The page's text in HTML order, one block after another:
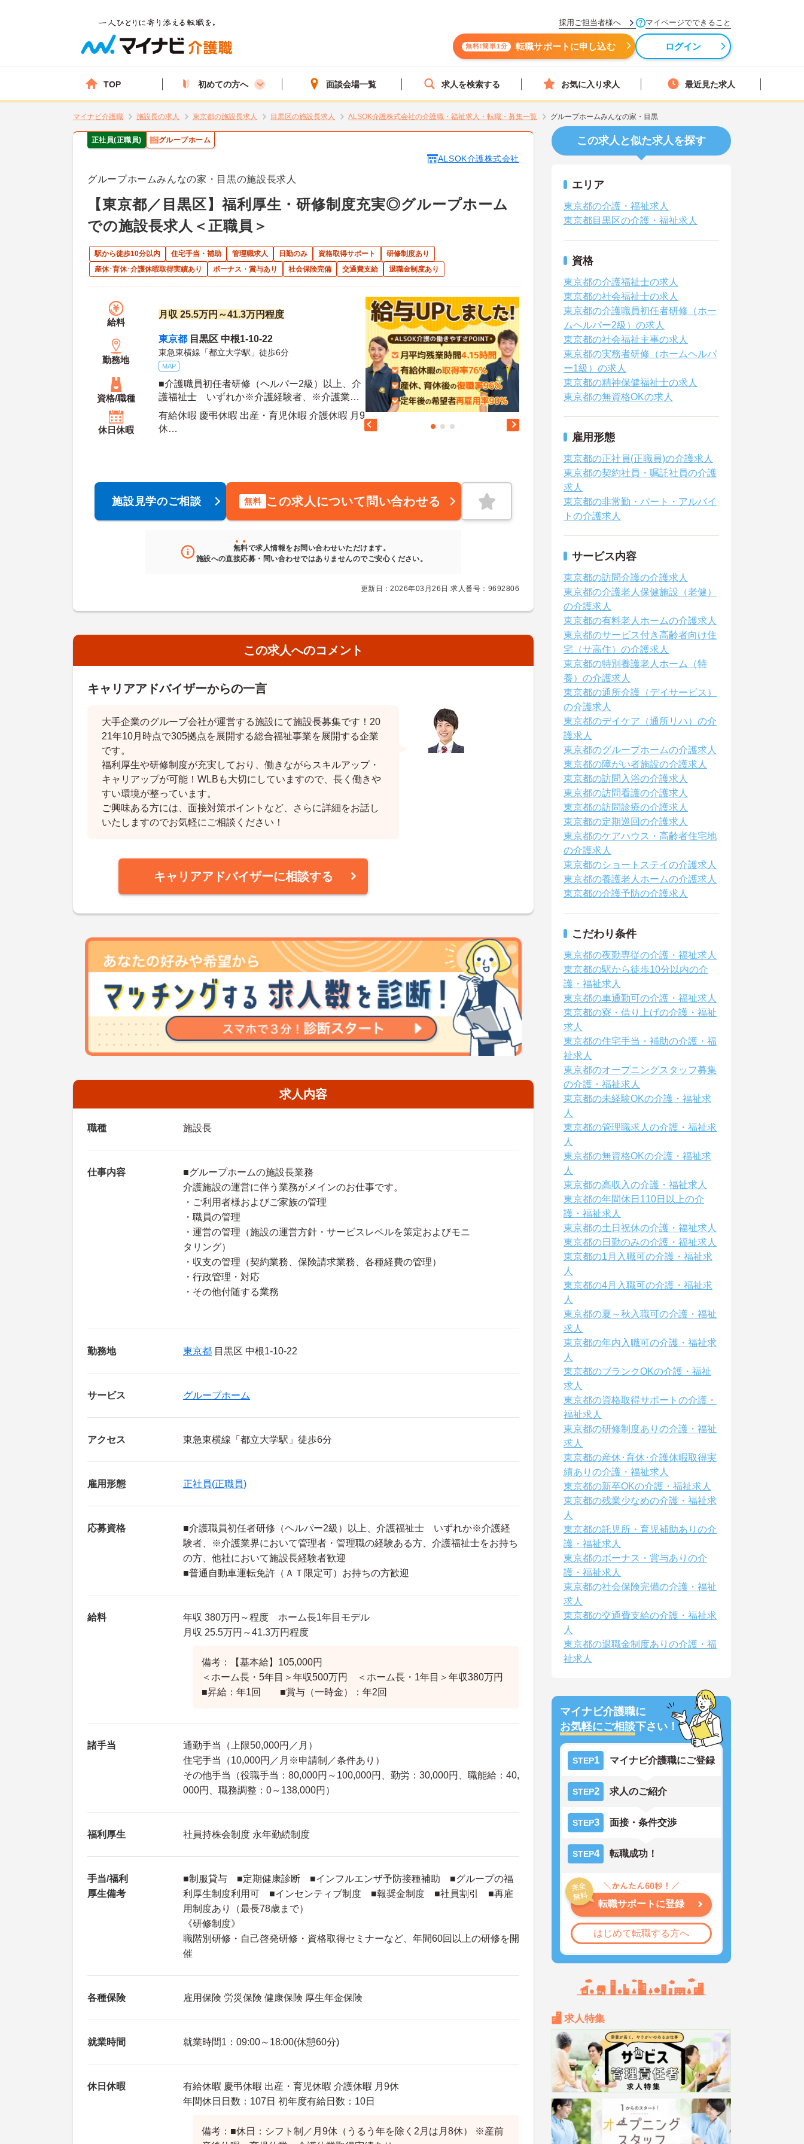
採用ご担当者様へ マイページでできること
無料!簡単1分 転職サポートに申し込む ログイン
TOP 初めての方へ 面談会場一覧 求人を検索する お気に入り求人 最近見た求人
マイナビ介護職 施設長の求人 東京都の施設長求人 目黒区の施設長求人 ALSOK介護株式会社の介護職・福祉求人・転職・募集一覧 グループホームみんなの家・目黒
正社員(正職員) グループホーム
ALSOK介護株式会社
グループホームみんなの家・目黒の施設長求人
【東京都／目黒区】福利厚生・研修制度充実◎グループホーム
での施設長求人＜正職員＞
駅から徒歩10分以内 住宅手当・補助 管理職求人 日勤のみ 資格取得サポート
研修制度あり
産休･育休･介護休暇取得実績あり
ボーナス・賞与あり 社会保険完備 交通費支給 退職金制度あり
給料
月収 25.5万円～41.3万円程度
勤務地
東京都 目黒区 中根1-10-22
東急東横線「都立大学駅」徒歩6分
MAP
資格/職種
■介護職員初任者研修（ヘルパー2級）以上、介
護福祉士 いずれか※介護経験者、※介護業界
において管理者・管理職の経験ある方、介護福
祉士をお持ちの方、他社において施設長経験者
歓迎 ■普通自動車運転免許（ＡＴ限定可）お持
休日休暇
有給休暇 慶弔休暇 出産・育児休暇 介護休暇 月9
休
施設見学のご相談 無料 この求人について問い合わせる
無料で求人情報をお問い合わせいただけます。
施設への直接応募・問い合わせではありませんのでご安心ください。
更新日：2026年03月26日 求人番号：9692806
この求人へのコメント
キャリアアドバイザーからの一言
大手企業のグループ会社が運営する施設にて施設長募集です！20
21年10月時点で305拠点を展開する総合福祉事業を展開する企業
です。
福利厚生や研修制度が充実しており、働きながらスキルアップ・
キャリアップが可能！WLBも大切にしていますので、長く働きや
すい環境が整っています。
ご興味ある方には、面接対策ポイントなど、さらに詳細をお話し
いたしますのでお気軽にご相談ください！
キャリアアドバイザーに相談する
求人内容
職種 施設長
仕事内容
■グループホームの施設長業務
介護施設の運営に伴う業務がメインのお仕事です。
・ご利用者様およびご家族の管理
・職員の管理
・運営の管理（施設の運営方針・サービスレベルを策定およびモニ
タリング）
・収支の管理（契約業務、保険請求業務、各種経費の管理）
・行政管理・対応
・その他付随する業務
勤務地 東京都 目黒区 中根1-10-22
サービス グループホーム
アクセス 東急東横線「都立大学駅」徒歩6分
雇用形態 正社員(正職員)
応募資格
■介護職員初任者研修（ヘルパー2級）以上、介護福祉士 いずれか※介護経
験者、※介護業界において管理者・管理職の経験ある方、介護福祉士をお持ち
の方、他社において施設長経験者歓迎
■普通自動車運転免許（ＡＴ限定可）お持ちの方歓迎
給料
年収 380万円～程度 ホーム長1年目モデル
月収 25.5万円～41.3万円程度
備考：【基本給】105,000円
＜ホーム長・5年目＞年収500万円 ＜ホーム長・1年目＞年収380万円
■昇給：年1回 ■賞与（一時金）：年2回
諸手当
通勤手当（上限50,000円／月）
住宅手当（10,000円／月※申請制／条件あり）
その他手当（役職手当：80,000円～100,000円、勤労：30,000円、職能給：40,
000円、職務調整：0～138,000円）
福利厚生 社員持株会制度 永年勤続制度
手当/福利
厚生備考
■制服貸与 ■定期健康診断 ■インフルエンザ予防接種補助 ■グループの福
利厚生制度利用可 ■インセンティブ制度 ■報奨金制度 ■社員割引 ■再雇
用制度あり（最長78歳まで）
《研修制度》
職階別研修・自己啓発研修・資格取得セミナーなど、年間60回以上の研修を開
催
各種保険 雇用保険 労災保険 健康保険 厚生年金保険
就業時間 就業時間1：09:00～18:00(休憩60分)
休日休暇
有給休暇 慶弔休暇 出産・育児休暇 介護休暇 月9休
年間休日日数：107日 初年度有給日数：10日
備考：■休日：シフト制／月9休（うるう年を除く2月は月8休） ※産前
この求人と似た求人を探す
エリア
東京都の介護・福祉求人
東京都目黒区の介護・福祉求人
資格
東京都の介護福祉士の求人
東京都の社会福祉士の求人
東京都の介護職員初任者研修（ホー
ムヘルパー2級）の求人
東京都の社会福祉主事の求人
東京都の実務者研修（ホームヘルパ
ー1級）の求人
東京都の精神保健福祉士の求人
東京都の無資格OKの求人
雇用形態
東京都の正社員(正職員)の介護求人
東京都の契約社員・嘱託社員の介護
求人
東京都の非常勤・パート・アルバイ
トの介護求人
サービス内容
東京都の訪問介護の介護求人
東京都の介護老人保健施設（老健）
の介護求人
東京都の有料老人ホームの介護求人
東京都のサービス付き高齢者向け住
宅（サ高住）の介護求人
東京都の特別養護老人ホーム（特
養）の介護求人
東京都の通所介護（デイサービス）
の介護求人
東京都のデイケア（通所リハ）の介
護求人
東京都のグループホームの介護求人
東京都の障がい者施設の介護求人
東京都の訪問入浴の介護求人
東京都の訪問看護の介護求人
東京都の訪問診療の介護求人
東京都の定期巡回の介護求人
東京都のケアハウス・高齢者住宅地
の介護求人
東京都のショートステイの介護求人
東京都の養護老人ホームの介護求人
東京都の介護予防の介護求人
こだわり条件
東京都の夜勤専従の介護・福祉求人
東京都の駅から徒歩10分以内の介
護・福祉求人
東京都の車通勤可の介護・福祉求人
東京都の寮・借り上げの介護・福祉
求人
東京都の住宅手当・補助の介護・福
祉求人
東京都のオープニングスタッフ募集
の介護・福祉求人
東京都の未経験OKの介護・福祉求
人
東京都の管理職求人の介護・福祉求
人
東京都の無資格OKの介護・福祉求
人
東京都の高収入の介護・福祉求人
東京都の年間休日110日以上の介
護・福祉求人
東京都の土日祝休の介護・福祉求人
東京都の日勤のみの介護・福祉求人
東京都の1月入職可の介護・福祉求
人
東京都の4月入職可の介護・福祉求
人
東京都の夏～秋入職可の介護・福祉
求人
東京都の年内入職可の介護・福祉求
人
東京都のブランクOKの介護・福祉
求人
東京都の資格取得サポートの介護・
福祉求人
東京都の研修制度ありの介護・福祉
求人
東京都の産休･育休･介護休暇取得実
績ありの介護・福祉求人
東京都の新卒OKの介護・福祉求人
東京都の残業少なめの介護・福祉求
人
東京都の託児所・育児補助ありの介
護・福祉求人
東京都のボーナス・賞与ありの介
護・福祉求人
東京都の社会保険完備の介護・福祉
求人
東京都の交通費支給の介護・福祉求
人
東京都の退職金制度ありの介護・福
祉求人
マイナビ介護職に
お気軽にご相談下さい！
STEP1 マイナビ介護職にご登録
STEP2 求人のご紹介
STEP3 面接・条件交渉
STEP4 転職成功！
転職サポートに登録
はじめて転職する方へ
求人特集